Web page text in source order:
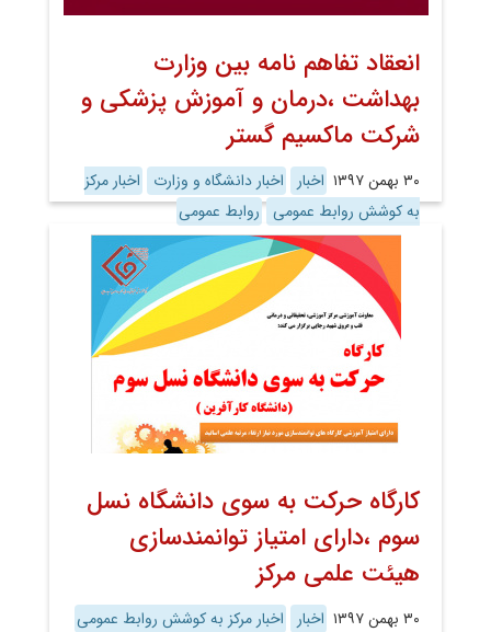
انعقاد تفاهم نامه بین وزارت
بهداشت ،درمان و آموزش پزشکی و
شرکت ماکسیم گستر
۳۰ بهمن ۱۳۹۷ اخبار اخبار دانشگاه و وزارت
اخبار مرکز
به کوشش روابط عمومی روابط عمومی
کارگاه حرکت به سوی دانشگاه نسل
سوم ،دارای امتیاز توانمندسازی
هیئت علمی مرکز
۳۰ بهمن ۱۳۹۷ اخبار
اخبار مرکز به کوشش روابط عمومی